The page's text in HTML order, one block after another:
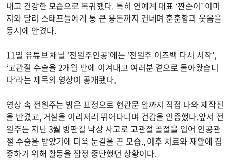
내고 건강한 모습으로 복귀했다. 특히 연예계 대표 ‘짠순이’ 이미
지와 달리 스태프들에게 통 큰 용돈까지 건네며 훈훈함과 웃음을
동시에 안겼다.
11일 유튜브 채널 ‘전원주인공’에는 ‘전원주 이즈백 다시 시작’,
‘고관절 수술을 2개월 만에 이겨내고 여러분 곁으로 돌아왔습니
다’라는 제목의 영상이 공개됐다.
영상 속 전원주는 밝은 표정으로 현관문 앞까지 직접 나와 제작진
을 반겼고, 거실을 이리저리 뛰어다니며 건강을 인증했다.앞서 전
원주는 지난 3월 빙판길 낙상 사고로 고관절 골절을 입어 인공관
절 수술을 받았기에 더욱 눈길을 끈 모습., 이후 치료와 재활에 집
중하기 위해 활동을 잠정 중단했던 상황이다.